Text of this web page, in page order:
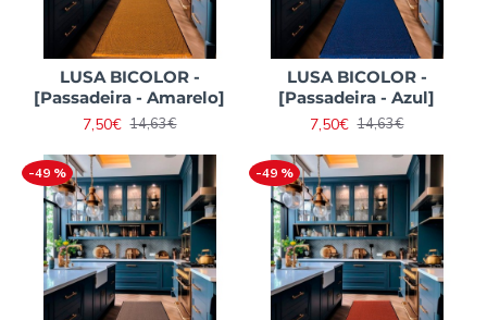
LUSA BICOLOR -
[Passadeira - Amarelo]
7,50€ 14,63€
LUSA BICOLOR -
[Passadeira - Azul]
7,50€ 14,63€
-49 % -49 %